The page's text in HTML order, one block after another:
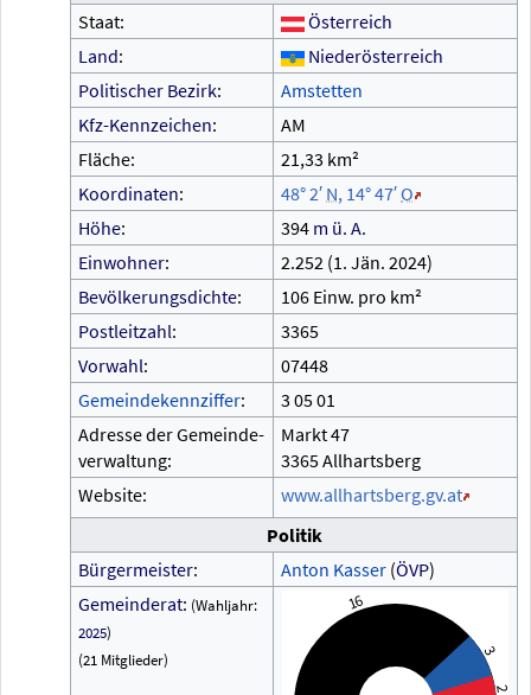
Staat:
Österreich
Land:
Niederösterreich
Politischer Bezirk:
Amstetten
Kfz-Kennzeichen:
AM
Fläche:
21,33 km²
Koordinaten: 48°2′ N, 14°47′O
Höhe: 394 m ü. A.
Einwohner: 2.252 (1. Jän. 2024)
Bevölkerungsdichte:
106 Einw. pro km²
Postleitzahl:
3365
Vorwahl:
07448
Gemeindekennziffer: 3 0501
Adresse der Gemeinde-
verwaltung:
Markt 47
3365 Allhartsberg
Website:
www.allhartsberg.gv.at
Politik
Bürgermeister: Anton Kasser (ÖVP)
Gemeinderat: (Wahljahr:
2025)
(21 Mitglieder)
16
3
2